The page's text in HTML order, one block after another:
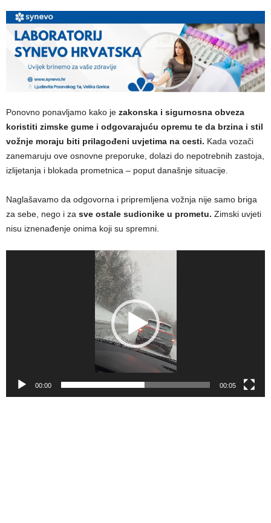
Ponovno ponavljamo kako je zakonska i sigurnosna obveza
koristiti zimske gume i odgovarajuću opremu te da brzina i stil
vožnje moraju biti prilagođeni uvjetima na cesti. Kada vozači
zanemaruju ove osnovne preporuke, dolazi do nepotrebnih zastoja,
izlijetanja i blokada prometnica – poput današnje situacije.
Naglašavamo da odgovorna i pripremljena vožnja nije samo briga
za sebe, nego i za sve ostale sudionike u prometu. Zimski uvjeti
nisu iznenađenje onima koji su spremni.
00:00 00:05